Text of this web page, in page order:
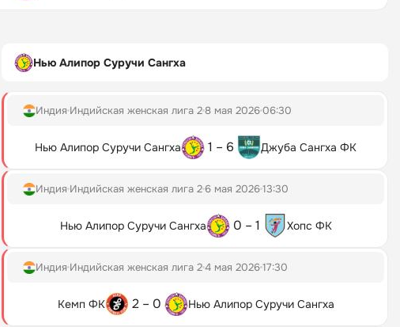
Нью Алипор Суручи Сангха
Индия Индийская женская лига 28 мая 202606:30
Нью Алипор Суручи Сангха 1 – 6 Джуба Сангха ФК
Индия Индийская женская лига 26 мая 202613:30
Нью Алипор Суручи Сангха 0 – 1 Хопс ФК
Индия Индийская женская лига 24 мая 202617:30
Кемп ФК 2 – 0 Нью Алипор Суручи Сангха